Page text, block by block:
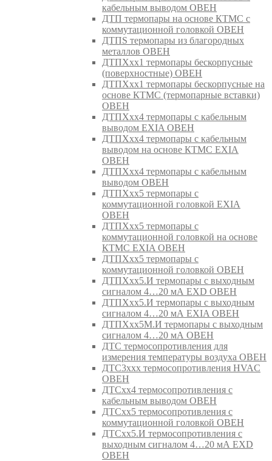
кабельным выводом ОВЕН
ДТП термопары на основе КТМС с
коммутационной головкой ОВЕН
ДТПS термопары из благородных
металлов ОВЕН
ДТПХхх1 термопары бескорпусные
(поверхностные) ОВЕН
ДТПХхх1 термопары бескорпусные на
основе КТМС (термопарные вставки)
ОВЕН
ДТПХхх4 термопары с кабельным
выводом EXIA ОВЕН
ДТПХхх4 термопары с кабельным
выводом на основе КТМС EXIA
ОВЕН
ДТПХхх4 термопары с кабельным
выводом ОВЕН
ДТПХхх5 термопары с
коммутационной головкой EXIA
ОВЕН
ДТПХхх5 термопары с
коммутационной головкой на основе
КТМС EXIA ОВЕН
ДТПХхх5 термопары с
коммутационной головкой ОВЕН
ДТПХхх5.И термопары с выходным
сигналом 4…20 мА EXD ОВЕН
ДТПХхх5.И термопары с выходным
сигналом 4…20 мА EXIA ОВЕН
ДТПХхх5М.И термопары с выходным
сигналом 4…20 мА ОВЕН
ДТС термосопротивления для
измерения температуры воздуха ОВЕН
ДТС3ххх термосопротивления HVAC
ОВЕН
ДТСхх4 термосопротивления с
кабельным выводом ОВЕН
ДТСхх5 термосопротивления с
коммутационной головкой ОВЕН
ДТСхх5.И термосопротивления с
выходным сигналом 4…20 мА EXD
ОВЕН